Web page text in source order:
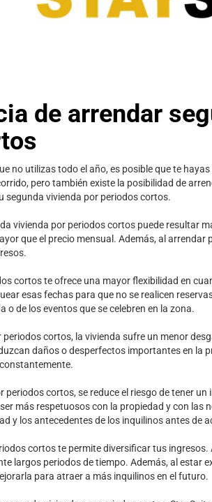
de arrendar
no utilizas todo el año, es posible que te
pero también existe la posibilidad de
segunda vivienda por periodos cortos.
vivienda por periodos cortos puede resultar
que el precio mensual. Además, al
cortos te ofrece una mayor flexibilidad en
esas fechas para que no se realicen
o de los eventos que se celebren en la zona.
periodos cortos, la vivienda sufre un menor
daños o desperfectos importantes en
periodos cortos, se reduce el riesgo de tener
más respetuosos con la propiedad y con
y los antecedentes de los inquilinos antes de
cortos te permite diversificar tus
largos periodos de tiempo. Además, al estar
para atraer a más inquilinos en el futuro.